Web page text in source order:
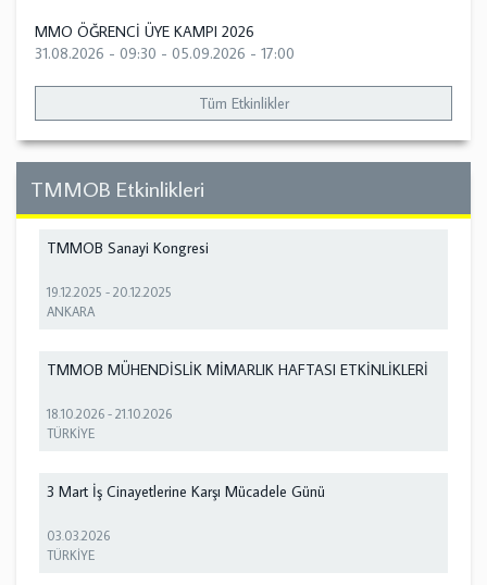
MMO ÖĞRENCİ ÜYE KAMPI 2026
31.08.2026 - 09:30 - 05.09.2026 - 17:00
Tüm Etkinlikler
TMMOB Etkinlikleri
TMMOB Sanayi Kongresi
19.12.2025 -20.12.2025
ANKARA
TMMOB MÜHENDİSLİK MİMARLIK HAFTASI ETKİNLİKLERİ
18.10.2026 -21.10.2026
TÜRKİYE
3 Mart İş Cinayetlerine Karşı Mücadele Günü
03.03.2026
TÜRKİYE